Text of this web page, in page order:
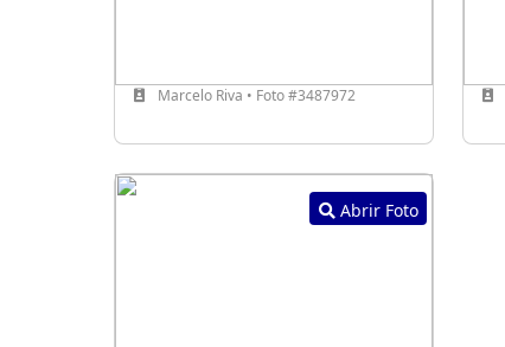
Marcelo Riva • Foto #3487972
Abrir Foto